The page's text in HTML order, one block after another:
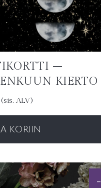
–
KIERTO
(sis. ALV)
KORIIN
-